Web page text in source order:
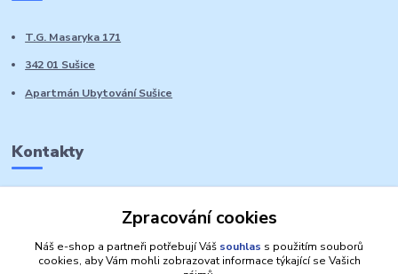
T.G. Masaryka 171
342 01 Sušice
Apartmán Ubytování Sušice
Kontakty
Zpracování cookies
Náš e-shop a partneři potřebují Váš souhlas s použitím souborů
cookies, aby Vám mohli zobrazovat informace týkající se Vašich